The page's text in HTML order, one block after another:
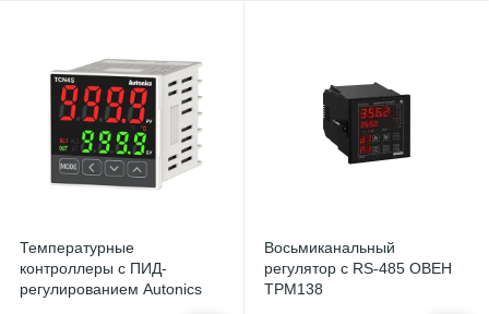
Температурные
контроллеры с ПИД-
регулированием Autonics
Восьмиканальный
регулятор с RS-485 ОВЕН
ТРМ138